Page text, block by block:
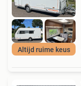
Altijd ruime keus